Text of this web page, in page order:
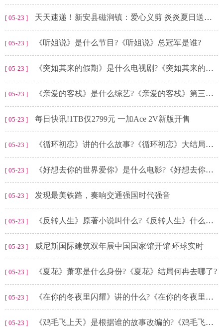
[ 05-23 ] 天天速递！新安县磁涧镇：爱心义剪 炎炎夏日送清凉
[ 05-23 ] 《听姐说》是什么节目?《听姐说》总冠军是谁?
[ 05-23 ] 《突如其来的假期》是什么电视剧?《突如其来的假期》结局是什么?
[ 05-23 ] 《亲爱的客栈》是什么综艺?《亲爱的客栈》第三季的嘉宾有谁?
[ 05-23 ] 每日快讯!1TB仅2799元 一加Ace 2V新版开售
[ 05-23 ] 《循环初恋》讲的什么故事?《循环初恋》大结局男主回去了吗?
[ 05-23 ] 《好想去你的世界爱你》是什么电影?《好想去你的世界爱你》结局怎么样?
[ 05-23 ] 发现最美铁路，奏响交通强国时代强音
[ 05-23 ] 《反转人生》原著小说叫什么?《反转人生》什么时候互换回来?
[ 05-23 ] 威尼斯国际建筑双年展中国国家馆开馆|环球实时
[ 05-23 ] 《夏花》萧寒是什么身份?《夏花》结局何冉去哪了?
[ 05-23 ] 《在你的冬夜里闪耀》讲的什么?《在你的冬夜里闪耀》大结局是什么?
[ 05-23 ] 《鸡毛飞上天》是根据谁的故事改编的?《鸡毛飞上天》的结局是什么?